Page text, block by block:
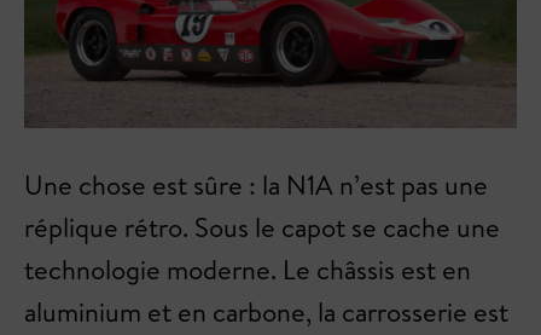
Une chose est sûre : la N1A n’est pas une
réplique rétro. Sous le capot se cache une
technologie moderne. Le châssis est en
aluminium et en carbone, la carrosserie est